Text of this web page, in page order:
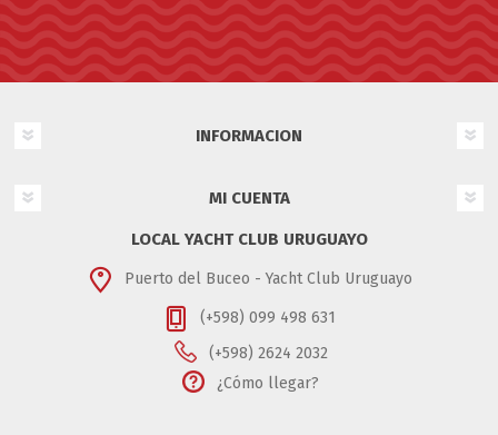
INFORMACION
MI CUENTA
LOCAL YACHT CLUB URUGUAYO
Puerto del Buceo - Yacht Club Uruguayo
(+598) 099 498 631
(+598) 2624 2032
¿Cómo llegar?